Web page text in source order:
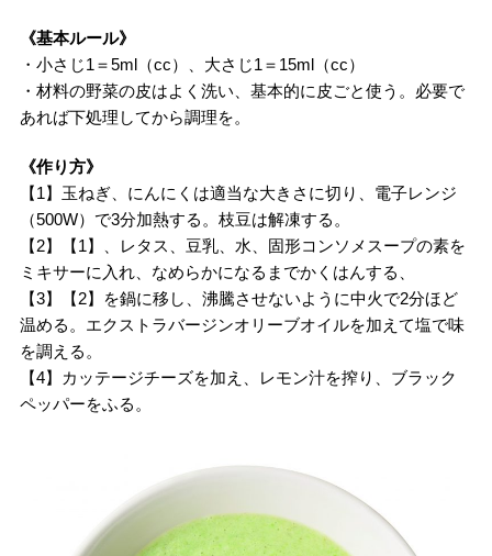
《基本ルール》
・小さじ1＝5ml（cc）、大さじ1＝15ml（cc）
・材料の野菜の皮はよく洗い、基本的に皮ごと使う。必要で
あれば下処理してから調理を。
《作り方》
【1】玉ねぎ、にんにくは適当な大きさに切り、電子レンジ
（500W）で3分加熱する。枝豆は解凍する。
【2】【1】、レタス、豆乳、水、固形コンソメスープの素を
ミキサーに入れ、なめらかになるまでかくはんする、
【3】【2】を鍋に移し、沸騰させないように中火で2分ほど
温める。エクストラバージンオリーブオイルを加えて塩で味
を調える。
【4】カッテージチーズを加え、レモン汁を搾り、ブラック
ペッパーをふる。